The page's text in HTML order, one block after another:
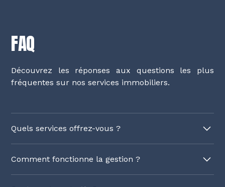
FAQ
Découvrez les réponses aux questions les plus
fréquentes sur nos services immobiliers.
Quels services offrez-vous ?
entretien d'immeubles ainsi qu'un
accompagnement pour les investisseurs. Nous
Comment fonctionne la gestion ?